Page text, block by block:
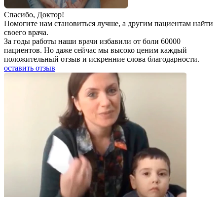
Спаcибо, Доктор!
Помогите нам становиться лучше, а другим пациентам найти
своего врача.
За годы работы наши врачи избавили от боли 60000
пациентов. Но даже сейчас мы высоко ценим каждый
положительный отзыв и искренние слова благодарности.
оставить отзыв